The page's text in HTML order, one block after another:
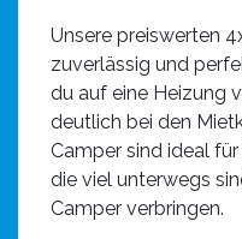
Unsere preiswerten
zuverlässig und
du auf eine Heizung
deutlich bei den
Camper sind ideal
die viel unterwegs
Camper verbringen.